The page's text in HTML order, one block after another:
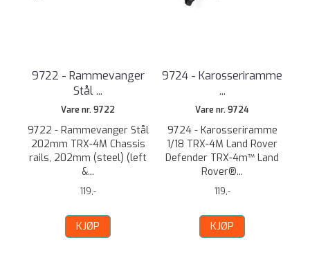
9722 - Rammevanger
Stål ...
Vare nr. 9722
9722 - Rammevanger Stål
202mm TRX-4M Chassis
rails, 202mm (steel) (left
&...
119,-
KJØP
9724 - Karosseriramme
...
Vare nr. 9724
9724 - Karosseriramme
1/18 TRX-4M Land Rover
Defender TRX-4m™ Land
Rover®...
119,-
KJØP